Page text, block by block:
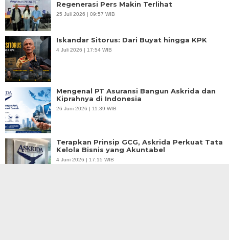
Regenerasi Pers Makin Terlihat
25 Juli 2026 | 09:57 WIB
Iskandar Sitorus: Dari Buyat hingga KPK
4 Juli 2026 | 17:54 WIB
Mengenal PT Asuransi Bangun Askrida dan
Kiprahnya di Indonesia
26 Juni 2026 | 11:39 WIB
Terapkan Prinsip GCG, Askrida Perkuat Tata
Kelola Bisnis yang Akuntabel
4 Juni 2026 | 17:15 WIB